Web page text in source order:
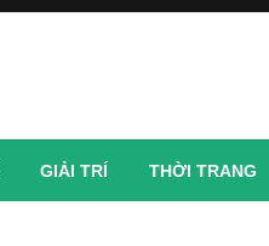
GIẢI TRÍ THỜI TRANG